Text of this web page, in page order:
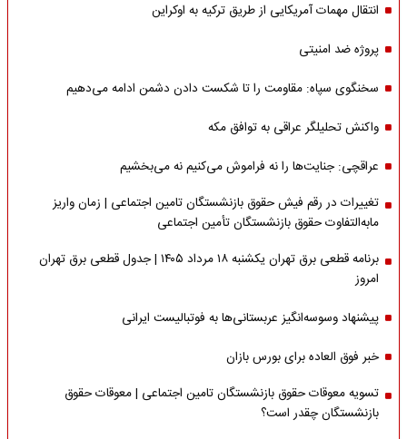
انتقال مهمات آمریکایی از طریق ترکیه به اوکراین
پروژه ضد امنیتی
سخنگوی سپاه: مقاومت را تا شکست دادن دشمن ادامه می‌دهیم
واکنش تحلیلگر عراقی به توافق مکه
عراقچی: جنایت‌ها را نه فراموش می‌کنیم نه می‌بخشیم
تغییرات در رقم فیش حقوق بازنشستگان تامین اجتماعی | زمان واریز
مابه‌التفاوت حقوق بازنشستگان تأمین اجتماعی
برنامه قطعی برق تهران یکشنبه ۱۸ مرداد ۱۴۰۵ | جدول قطعی برق تهران
امروز
پیشنهاد وسوسه‌انگیز عربستانی‌ها به فوتبالیست ایرانی
خبر فوق العاده برای بورس بازان
تسویه معوقات حقوق بازنشستگان تامین اجتماعی | معوقات حقوق
بازنشستگان چقدر است؟